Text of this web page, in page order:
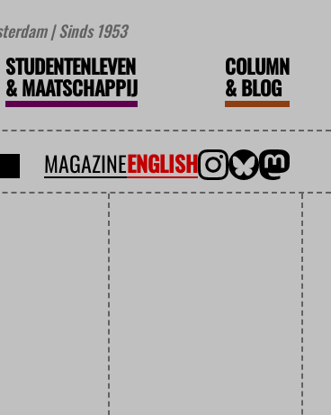
| Sinds 1953
STUDENTENLEVEN
&MAATSCHAPPIJ
COLUMN
&BLOG
MAGAZINEENGLISH